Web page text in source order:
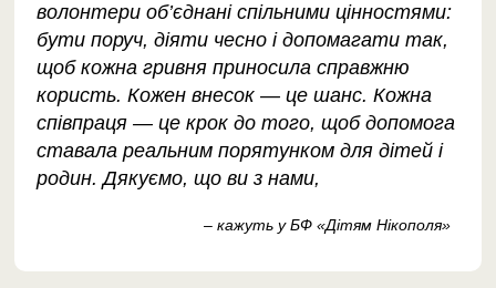
волонтери об’єднані спільними цінностями:
бути поруч, діяти чесно і допомагати так,
щоб кожна гривня приносила справжню
користь. Кожен внесок — це шанс. Кожна
співпраця — це крок до того, щоб допомога
ставала реальним порятунком для дітей і
родин. Дякуємо, що ви з нами,
– кажуть у БФ «Дітям Нікополя»